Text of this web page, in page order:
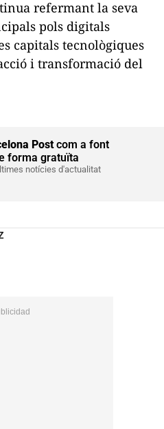
refermant la seva
pols digitals
capitals tecnològiques
i transformació del
Postcom a font
forma gratuïta
notícies d'actualitat